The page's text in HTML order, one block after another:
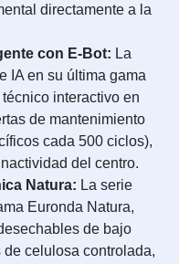
directamente a la
con E-Bot: La
IA en su última gama
interactivo en
de mantenimiento
cada 500 ciclos),
del centro.
Natura: La serie
Euronda Natura,
de bajo
celulosa controlada,